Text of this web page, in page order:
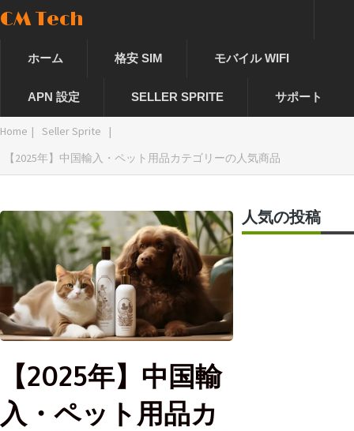
CM Tech
ホーム 格安 SIM モバイル WIFI
APN 設定 SELLER SPRITE サポート
Home | Seller Sprite
|
【2025年】中国輸入・ペット用品カテゴリーの人気商品
【2025年】中国輸
入・ペット用品カ
人気の投稿